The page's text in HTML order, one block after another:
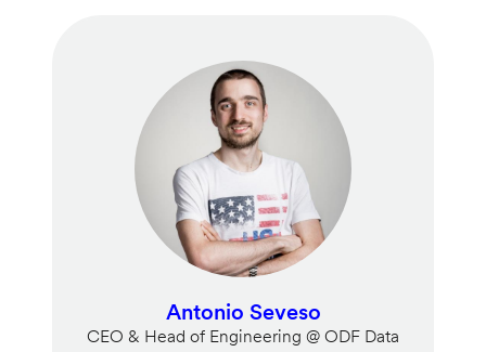
Antonio Seveso
CEO & Head of Engineering @ ODF Data